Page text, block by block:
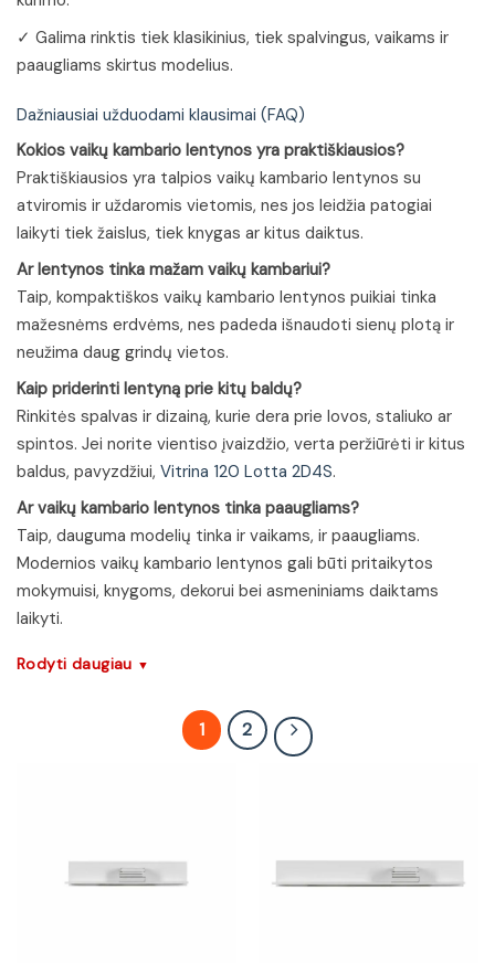
✓ Galima rinktis tiek klasikinius, tiek spalvingus, vaikams ir
paaugliams skirtus modelius.
Dažniausiai užduodami klausimai (FAQ)
Kokios vaikų kambario lentynos yra praktiškiausios?
Praktiškiausios yra talpios vaikų kambario lentynos su
atviromis ir uždaromis vietomis, nes jos leidžia patogiai
laikyti tiek žaislus, tiek knygas ar kitus daiktus.
Ar lentynos tinka mažam vaikų kambariui?
Taip, kompaktiškos vaikų kambario lentynos puikiai tinka
mažesnėms erdvėms, nes padeda išnaudoti sienų plotą ir
neužima daug grindų vietos.
Kaip priderinti lentyną prie kitų baldų?
Rinkitės spalvas ir dizainą, kurie dera prie lovos, staliuko ar
spintos. Jei norite vientiso įvaizdžio, verta peržiūrėti ir kitus
baldus, pavyzdžiui, Vitrina 120 Lotta 2D4S.
Ar vaikų kambario lentynos tinka paaugliams?
Taip, dauguma modelių tinka ir vaikams, ir paaugliams.
Modernios vaikų kambario lentynos gali būti pritaikytos
mokymuisi, knygoms, dekorui bei asmeniniams daiktams
laikyti.
Rodyti daugiau ▼
1 2